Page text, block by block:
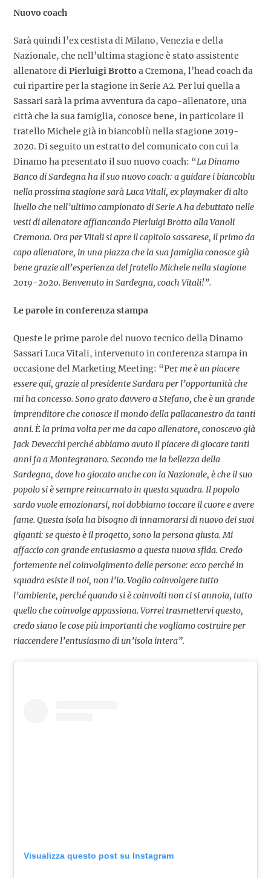
Nuovo coach
Sarà quindi l’ex cestista di Milano, Venezia e della
Nazionale, che nell’ultima stagione è stato assistente
allenatore diPierluigi Brotto a Cremona, l’head coach da
cui ripartire per la stagione in Serie A2. Per lui quella a
Sassari sarà la prima avventura da capo-allenatore, una
città che la sua famiglia, conosce bene, in particolare il
fratello Michele già in biancoblù nella stagione 2019-
2020. Di seguito un estratto del comunicato con cui la
Dinamo ha presentato il suo nuovo coach: “La Dinamo
Banco di Sardegna ha il suo nuovo coach: a guidare i biancoblu
nella prossima stagione sarà Luca Vitali, ex playmaker di alto
livello che nell’ultimo campionato di Serie A ha debuttato nelle
vesti di allenatore affiancando Pierluigi Brotto alla Vanoli
Cremona. Ora per Vitali si apre il capitolo sassarese, il primo da
capo allenatore, in una piazza che la sua famiglia conosce già
bene grazie all’esperienza del fratello Michele nella stagione
2019-2020. Benvenuto in Sardegna, coach Vitali!”.
Le parole in conferenza stampa
Queste le prime parole del nuovo tecnico della Dinamo
Sassari Luca Vitali, intervenuto in conferenza stampa in
occasione del Marketing Meeting: “Perme è un piacere
essere qui, grazie al presidente Sardara per l’opportunità che
mi ha concesso. Sono grato davvero a Stefano, che è un grande
imprenditore che conosce il mondo della pallacanestro da tanti
anni. È la prima volta per me da capo allenatore, conoscevo già
Jack Devecchi perché abbiamo avuto il piacere di giocare tanti
anni fa a Montegranaro. Secondo me la bellezza della
Sardegna, dove ho giocato anche con la Nazionale, è che il suo
popolo si è sempre reincarnato in questa squadra. Il popolo
sardo vuole emozionarsi, noi dobbiamo toccare il cuore e avere
fame. Questa isola ha bisogno di innamorarsi di nuovo dei suoi
giganti: se questo è il progetto, sono la persona giusta. Mi
affaccio con grande entusiasmo a questa nuova sfida. Credo
fortemente nel coinvolgimento delle persone: ecco perché in
squadra esiste il noi, non l’io. Voglio coinvolgere tutto
l’ambiente, perché quando si è coinvolti non ci si annoia, tutto
quello che coinvolge appassiona. Vorrei trasmettervi questo,
credo siano le cose più importanti che vogliamo costruire per
riaccendere l’entusiasmo di un’isola intera”.
Visualizza questo post su Instagram